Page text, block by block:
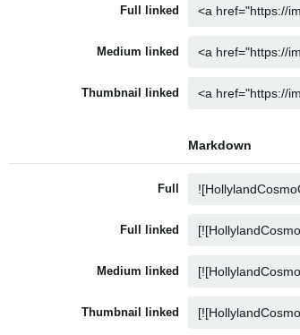
Full linked
Medium linked
Thumbnail linked
Markdown
Full
Full linked
Medium linked
Thumbnail linked